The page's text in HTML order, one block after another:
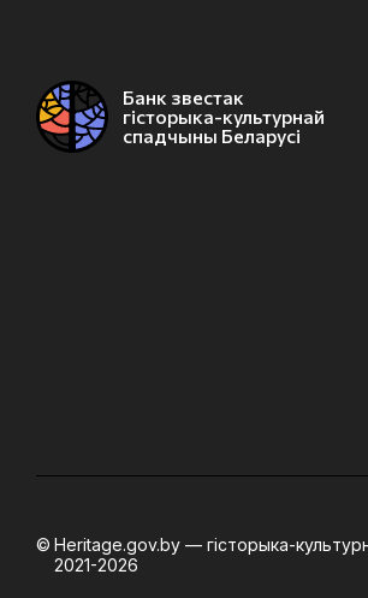
Банк звестак
гісторыка-культурнай
спадчыны Беларусі
Heritage.gov.by — гісторыка-
2021-2026